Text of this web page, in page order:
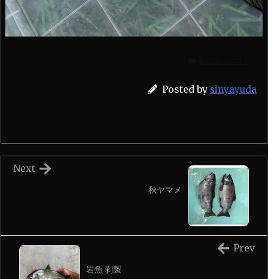
Posted by sinyayuda
秋ヤマメ
Next
岩魚 剥製
Prev